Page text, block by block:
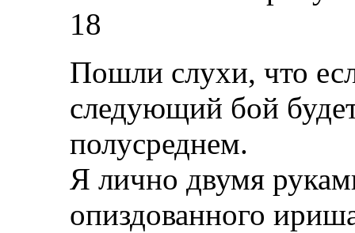
18
Пошли слухи, что
следующий бой
полусреднем.
Я лично двумя
опиздованного